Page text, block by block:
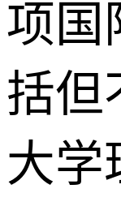
项国
括但
大学